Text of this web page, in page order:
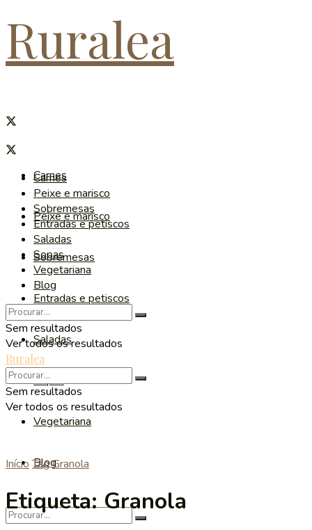
Ruralea
Carnes
Peixe e marisco
Sobremesas
Entradas e petiscos
Saladas
Sopas
Vegetariana
Blog
Carnes
Peixe e marisco
Sobremesas
Entradas e petiscos
Saladas
Sopas
Vegetariana
Blog
Sem resultados
Ver todos os resultados
Ruralea
Sem resultados
Ver todos os resultados
Início TagGranola
Etiqueta:Granola